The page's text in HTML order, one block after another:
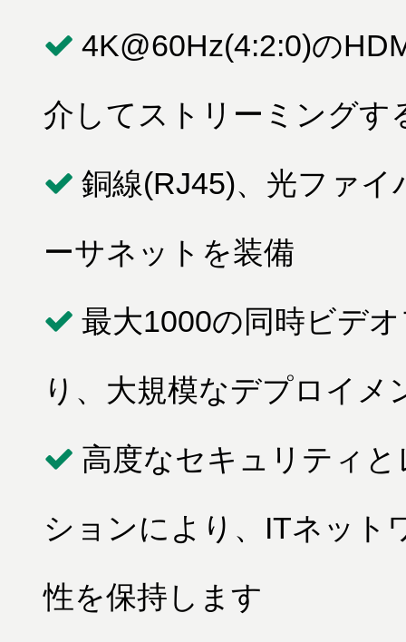
4K@60Hz(4:2:0)の
介してストリーミングす
銅線(RJ45)、光ファ
ーサネットを装備
最大1000の同時ビデ
り、大規模なデプロイ
高度なセキュリティ
ションにより、ITネット
性を保持します